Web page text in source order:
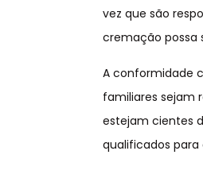
vez que são
cremação possa
A conformidade
familiares sejam
estejam cientes
qualificados para